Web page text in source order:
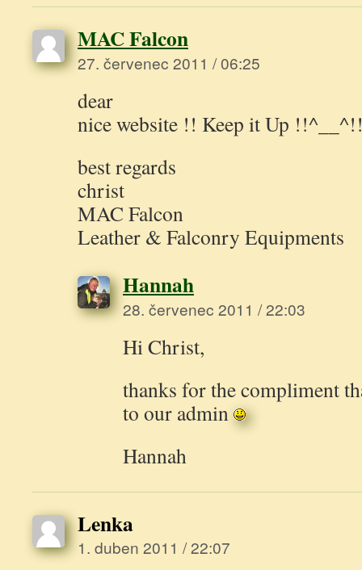
MAC Falcon
27. červenec 2011 / 06:25
dear
nice website !! Keep it Up
best regards
christ
MAC Falcon
Leather & Falconry Equipments
Hannah
28. červenec 2011 / 22:03
Hi Christ,
thanks for the compliment
to our admin
Hannah
Lenka
1. duben 2011 / 22:07